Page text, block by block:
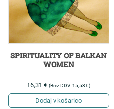
SPIRITUALITY OF BALKAN
WOMEN
16,31 € (Brez DDV:15,53 €)
Dodaj v košarico